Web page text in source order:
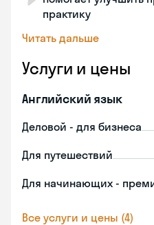
практику
Читать дальше
Услуги и цены
Английский язык
Деловой - для бизнеса
Для путешествий
Для начинающих -
Все услуги и цены (4)